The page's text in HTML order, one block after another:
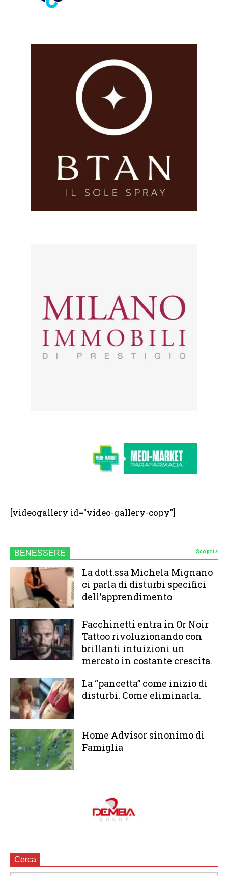
[videogallery id="video-gallery-copy"]
BENESSERE Scopri
La dott.ssa Michela Mignano
ci parla di disturbi specifici
dell’apprendimento
Facchinetti entra in Or Noir
Tattoo rivoluzionando con
brillanti intuizioni un
mercato in costante crescita.
La “pancetta” come inizio di
disturbi. Come eliminarla.
Home Advisor sinonimo di
Famiglia
Cerca